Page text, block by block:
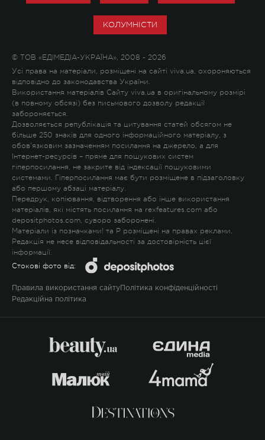
КОЛУМНІСТИ
© ТОВ «ЕДІМЕДІА-УКРАЇНА», 2008 - 2026
Усі права на матеріали, розміщені на сайті viva.ua, охороняються
відповідно до законодавства України.
Використання матеріалів Сайту viva.ua в оригінальному розмірі
(в повному обсязі) без письмового дозволу редакції
забороняється.
Дозволяється републікація та цитування статей обсягом не
більше 250 знаків для одного інформаційного матеріалу, з
обов'язковим зазначенням посилання на джерело, а для
Інтернет-ресурсів – пряме для пошукових систем
гіперпосилання, не закрите від індексації пошуковими
системами. Гіперпосилання має бути розміщене в підзаголовку
або першому абзаці матеріалу.
Передрук, копіювання, відтворення або інше використання
матеріалів, які містять посилання на rexfeatures.com або
depositphotos.com, суворо заборонені.
Матеріали із позначками! та P розміщені на правах реклами.
Редакція не несе відповідальності за достовірність цієї
інформації.
Стокові фото від:
Правила використання сайту Політика конфіденційності
Редакційна політика